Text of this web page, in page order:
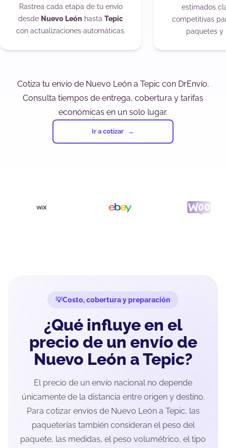
Rastrea cada etapa de tu envío
desde Nuevo León hasta Tepic
con actualizaciones automáticas.
estimados
competitivas
paquetes y
Cotiza tu envío de Nuevo León a Tepic con DrEnvío.
Consulta tiempos de entrega, cobertura y tarifas
económicas en un solo lugar.
Ir a cotizar
Costo, cobertura y preparación
¿Qué influye en el
precio de un envío de
Nuevo León a Tepic?
El precio de un envío nacional no depende
únicamente de la distancia entre origen y destino.
Para cotizar envíos de Nuevo León a Tepic, las
paqueterías también consideran el peso del
paquete, las medidas, el peso volumétrico, el tipo